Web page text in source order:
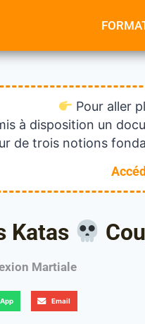
Pour aller
à disposition un
de trois notions
Katas
Martiale
Email